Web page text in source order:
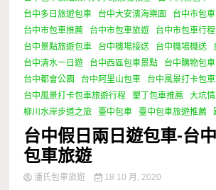
台中多日旅遊包車
台中大安濱海樂園 台中市包車
台中市包車推薦
台中市包車旅遊 台中市包車行
台中景點旅遊包車
台中機場接送 台中機場機送
台中清水一日遊
台中西區包車景點 台中購物包車
台中都會公園
台中阿里山包車
台中風景打卡包
台中風景打卡包車旅遊行程
墾丁包車推薦 大坑
柳川水岸步道之旅
臺中包車 臺中包車旅遊推薦
台中假日兩日遊包車-台
包車旅遊
潘氏包車旅遊 18 10 月, 2020